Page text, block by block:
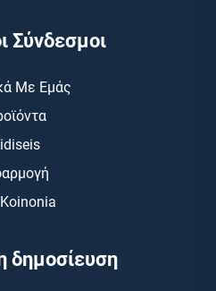
Σύνδεσμοι
Με Εμάς
δημοσίευση